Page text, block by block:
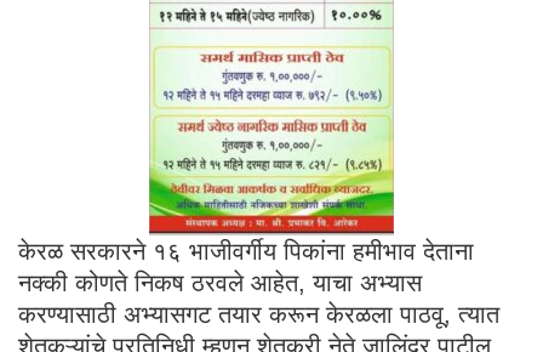
केरळ सरकारने १६ भाजीवर्गीय पिकांना हमीभाव देताना
नक्की कोणते निकष ठरवले आहेत, याचा अभ्यास
करण्यासाठी अभ्यासगट तयार करून केरळला पाठवू, त्यात
शेतकऱ्यांचे प्रतिनिधी म्हणून शेतकरी नेते जालिंदर पाटील